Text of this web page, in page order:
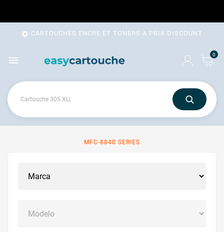
 CARTOUCHES ENCRE ET TONERS A PRIX DISCOUNT
 0
MFC-8840 SERIES